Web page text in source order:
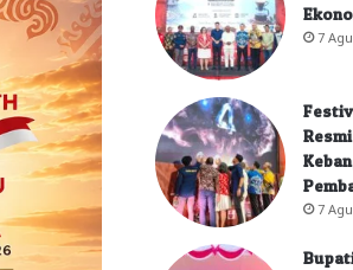
7
7